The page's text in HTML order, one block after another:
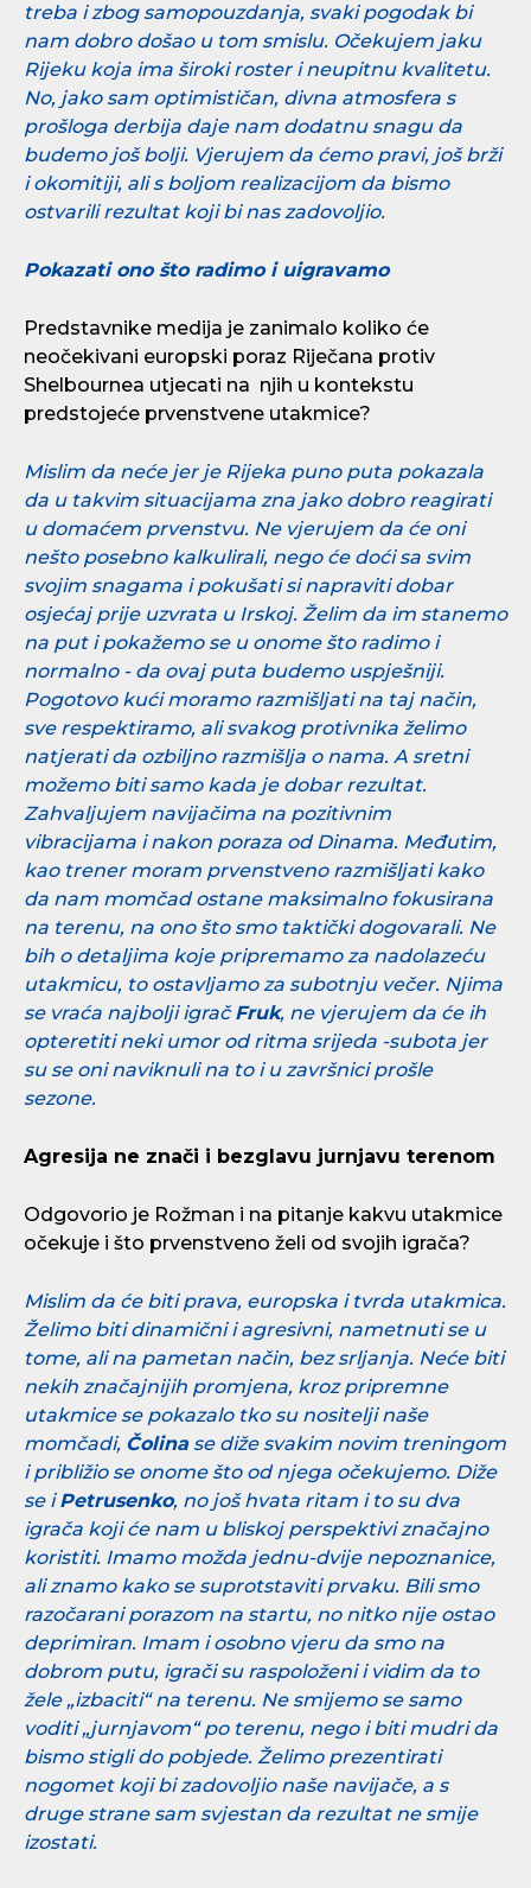
treba i zbog samopouzdanja, svaki pogodak bi
nam dobro došao u tom smislu. Očekujem jaku
Rijeku koja ima široki roster i neupitnu kvalitetu.
No, jako sam optimističan, divna atmosfera s
prošloga derbija daje nam dodatnu snagu da
budemo još bolji. Vjerujem da ćemo pravi, još brži
i okomitiji, ali s boljom realizacijom da bismo
ostvarili rezultat koji bi nas zadovoljio.
Pokazati ono što radimo i uigravamo
Predstavnike medija je zanimalo koliko će
neočekivani europski poraz Riječana protiv
Shelbournea utjecati na njih u kontekstu
predstojeće prvenstvene utakmice?
Mislim da neće jer je Rijeka puno puta pokazala
da u takvim situacijama zna jako dobro reagirati
u domaćem prvenstvu. Ne vjerujem da će oni
nešto posebno kalkulirali, nego će doći sa svim
svojim snagama i pokušati si napraviti dobar
osjećaj prije uzvrata u Irskoj. Želim da im stanemo
na put i pokažemo se u onome što radimo i
normalno - da ovaj puta budemo uspješniji.
Pogotovo kući moramo razmišljati na taj način,
sve respektiramo, ali svakog protivnika želimo
natjerati da ozbiljno razmišlja o nama. A sretni
možemo biti samo kada je dobar rezultat.
Zahvaljujem navijačima na pozitivnim
vibracijama i nakon poraza od Dinama. Međutim,
kao trener moram prvenstveno razmišljati kako
da nam momčad ostane maksimalno fokusirana
na terenu, na ono što smo taktički dogovarali. Ne
bih o detaljima koje pripremamo za nadolazeću
utakmicu, to ostavljamo za subotnju večer. Njima
se vraća najbolji igračFruk, ne vjerujem da će ih
opteretiti neki umor od ritma srijeda -subota jer
su se oni naviknuli na to i u završnici prošle
sezone.
Agresija ne znači i bezglavu jurnjavu terenom
Odgovorio je Rožman i na pitanje kakvu utakmice
očekuje i što prvenstveno želi od svojih igrača?
Mislim da će biti prava, europska i tvrda utakmica.
Želimo biti dinamični i agresivni, nametnuti se u
tome, ali na pametan način, bez srljanja. Neće biti
nekih značajnijih promjena, kroz pripremne
utakmice se pokazalo tko su nositelji naše
momčadi, Čolinase diže svakim novim treningom
i približio se onome što od njega očekujemo. Diže
se iPetrusenko, no još hvata ritam i to su dva
igrača koji će nam u bliskoj perspektivi značajno
koristiti. Imamo možda jednu-dvije nepoznanice,
ali znamo kako se suprotstaviti prvaku. Bili smo
razočarani porazom na startu, no nitko nije ostao
deprimiran. Imam i osobno vjeru da smo na
dobrom putu, igrači su raspoloženi i vidim da to
žele „izbaciti“ na terenu. Ne smijemo se samo
voditi „jurnjavom“ po terenu, nego i biti mudri da
bismo stigli do pobjede. Želimo prezentirati
nogomet koji bi zadovoljio naše navijače, a s
druge strane sam svjestan da rezultat ne smije
izostati.